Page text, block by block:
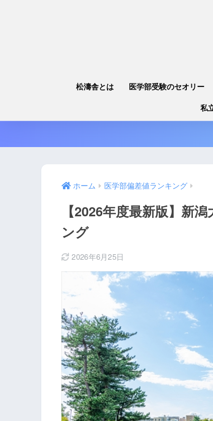
松濤舎とは 医学部受験のセオリー
私
ホーム 医学部偏差値ランキング
【2026年度最新版】新
ング
2026年6月25日